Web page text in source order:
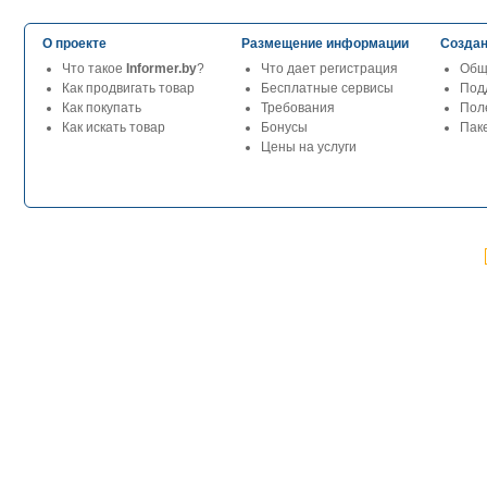
О проекте
Что такое Informer.by?
Как продвигать товар
Как покупать
Как искать товар
Размещение информации
Что дает регистрация
Бесплатные сервисы
Требования
Бонусы
Цены на услуги